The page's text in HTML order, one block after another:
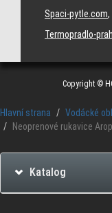
Spaci-pytle.com,
Termopradlo-
Copyright ©
Hlavní strana Vodácké
Neoprenové rukavice
Katalog